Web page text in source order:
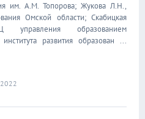
им. А.М. Топорова; Жукова Л.Н.,
Омской области; Скабицкая
образованием
развития образован ...